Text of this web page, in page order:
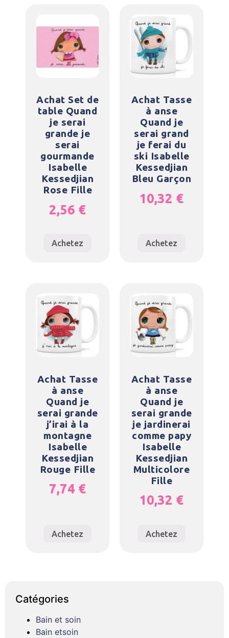
Achat Set de
table Quand
je serai
grande je
serai
gourmande
Isabelle
Kessedjian
Rose Fille
2,56 €
Achetez
Achat Tasse
à anse
Quand je
serai grand
je ferai du
ski Isabelle
Kessedjian
Bleu Garçon
10,32 €
Achetez
Achat Tasse
à anse
Quand je
serai grande
j’irai à la
montagne
Isabelle
Kessedjian
Rouge Fille
7,74 €
Achetez
Achat Tasse
à anse
Quand je
serai grande
je jardinerai
comme papy
Isabelle
Kessedjian
Multicolore
Fille
10,32 €
Achetez
Catégories
Bain et soin
Bain etsoin